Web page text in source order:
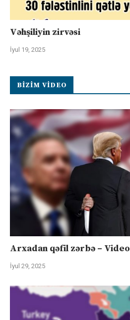
Vəhşiliyin zirvəsi
İyul 19, 2025
BIZIM VIDEO
Arxadan qəfil zərbə – Video
İyul 29, 2025